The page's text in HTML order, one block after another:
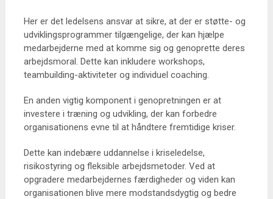
Her er det ledelsens ansvar at sikre, at der er støtte- og
udviklingsprogrammer tilgængelige, der kan hjælpe
medarbejderne med at komme sig og genoprette deres
arbejdsmoral. Dette kan inkludere workshops,
teambuilding-aktiviteter og individuel coaching.
En anden vigtig komponent i genopretningen er at
investere i træning og udvikling, der kan forbedre
organisationens evne til at håndtere fremtidige kriser.
Dette kan indebære uddannelse i kriseledelse,
risikostyring og fleksible arbejdsmetoder. Ved at
opgradere medarbejdernes færdigheder og viden kan
organisationen blive mere modstandsdygtig og bedre